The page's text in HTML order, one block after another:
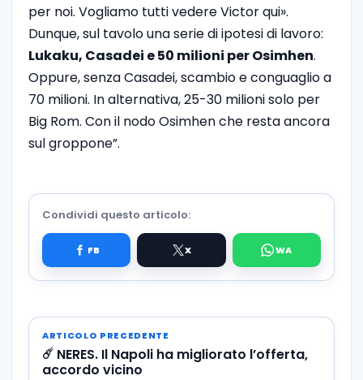
per noi. Vogliamo tutti vedere Victor qui».
Dunque, sul tavolo una serie di ipotesi di lavoro:
Lukaku, Casadei e 50 milioni per Osimhen.
Oppure, senza Casadei, scambio e conguaglio a
70 milioni. In alternativa, 25-30 milioni solo per
Big Rom. Con il nodo Osimhen che resta ancora
sul groppone”.
Condividi questo articolo:
ARTICOLO PRECEDENTE
☄️ NERES. Il Napoli ha migliorato l’offerta,
accordo vicino